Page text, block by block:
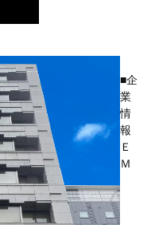
■企
業
情
報
Ｅ
Ｍ